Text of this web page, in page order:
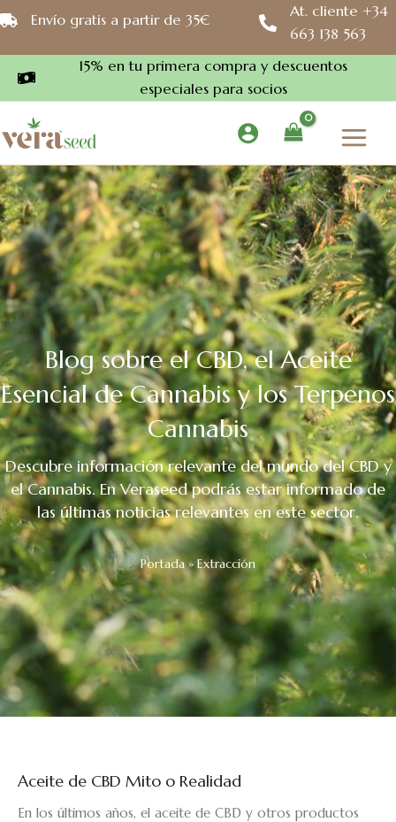
Ir
al
contenido
Envío gratis a partir de 35€
At. cliente +34
663 138 563
15% en tu primera compra y descuentos
especiales para socios
Blog sobre el CBD, el Aceite
Esencial de Cannabis y los Terpenos
Cannabis
Descubre información relevante del mundo del CBD y
el Cannabis. En Veraseed podrás estar informado de
las últimas noticias relevantes en este sector.
Portada» Extracción
Aceite de CBD Mito o Realidad
En los últimos años, el aceite de CBD y otros productos